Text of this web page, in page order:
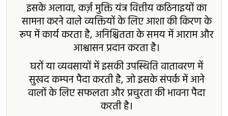
इसके अलावा, कर्ज़ मुक्ति यंत्र वित्तीय कठिनाइयों का
सामना करने वाले व्यक्तियों के लिए आशा की किरण के
रूप में कार्य करता है, अनिश्चितता के समय में आराम और
आश्वासन प्रदान करता है।
घरों या व्यवसायों में इसकी उपस्थिति वातावरण में
सुखद कम्पन पैदा करती है, जो इसके संपर्क में आने
वालों के लिए सफलता और प्रचुरता की भावना पैदा
करती है।